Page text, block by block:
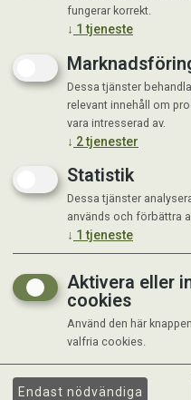
fungerar korrekt.
↓ 1 tjeneste
Dessa tjänster
relevant innehåll om
vara intresserad av.
↓ 2tjenester
Statistik
Dessa tjänster
används och förbättra
↓ 1 tjeneste
Aktivera eller
cookies
Använd den här
valfria cookies.
Endast nödvändiga